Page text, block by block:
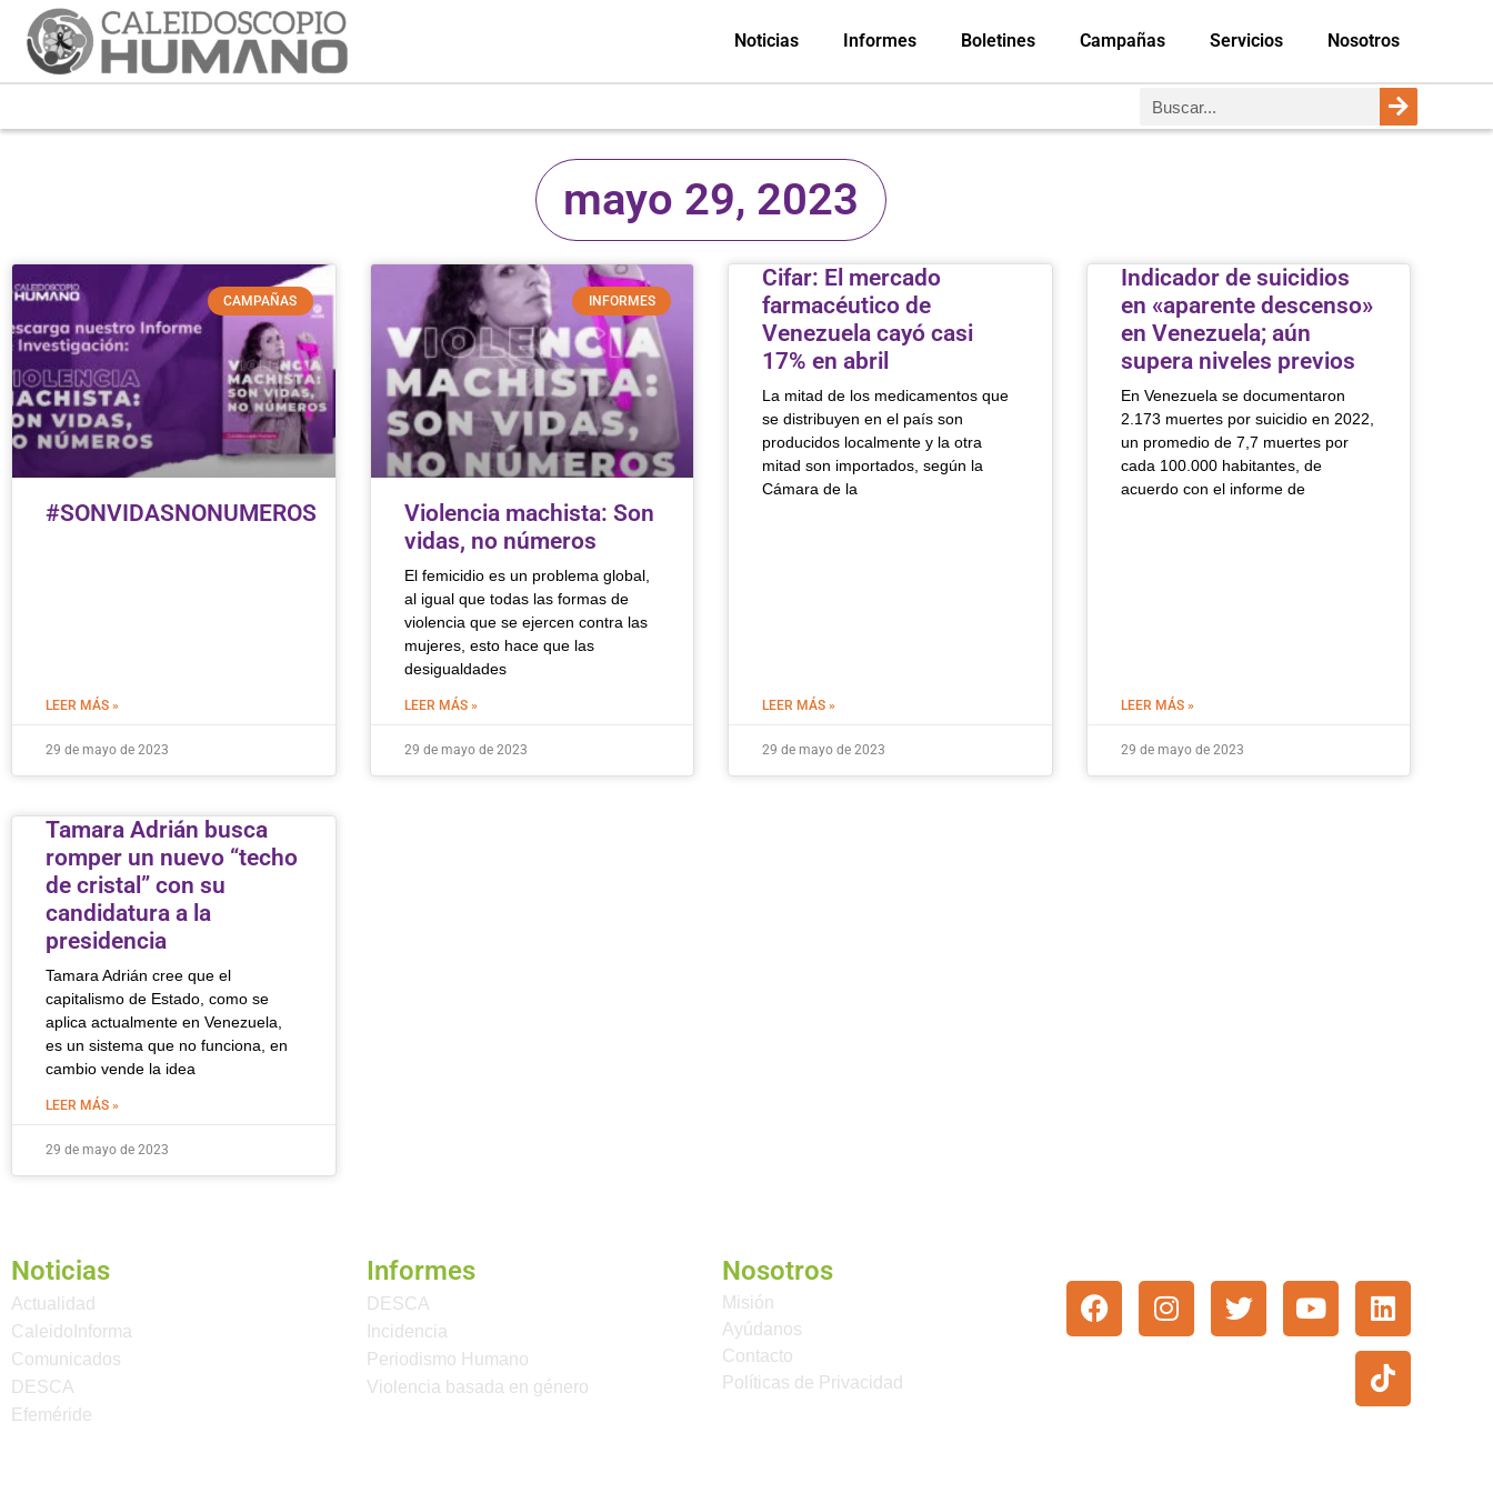
Noticias Informes Boletines Campañas Servicios Nosotros
mayo 29, 2023
CAMPAÑAS
#SONVIDASNONUMEROS
LEER MÁS »
29 de mayo de 2023
INFORMES
Violencia machista: Son
vidas, no números
El femicidio es un problema global,
al igual que todas las formas de
violencia que se ejercen contra las
mujeres, esto hace que las
desigualdades
LEER MÁS »
29 de mayo de 2023
Cifar: El mercado
farmacéutico de
Venezuela cayó casi
17% en abril
La mitad de los medicamentos que
se distribuyen en el país son
producidos localmente y la otra
mitad son importados, según la
Cámara de la
LEER MÁS »
29 de mayo de 2023
Indicador de suicidios
en «aparente descenso»
en Venezuela; aún
supera niveles previos
En Venezuela se documentaron
2.173 muertes por suicidio en 2022,
un promedio de 7,7 muertes por
cada 100.000 habitantes, de
acuerdo con el informe de
LEER MÁS »
29 de mayo de 2023
Tamara Adrián busca
romper un nuevo “techo
de cristal” con su
candidatura a la
presidencia
Tamara Adrián cree que el
capitalismo de Estado, como se
aplica actualmente en Venezuela,
es un sistema que no funciona, en
cambio vende la idea
LEER MÁS »
29 de mayo de 2023
Noticias
Actualidad
CaleidoInforma
Comunicados
DESCA
Efeméride
Informes
DESCA
Incidencia
Periodismo Humano
Violencia basada en género
Nosotros
Misión
Ayúdanos
Contacto
Políticas de Privacidad